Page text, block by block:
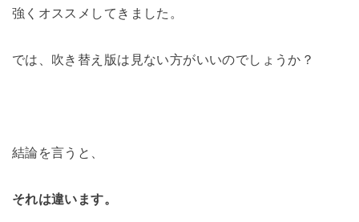
強くオススメしてきました。
では、吹き替え版は見ない方がいいのでしょうか？
結論を言うと、
それは違います。